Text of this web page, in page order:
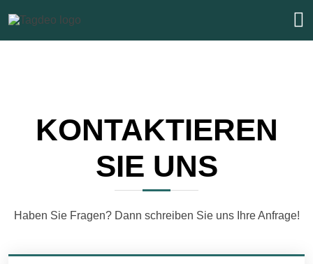
KONTAKTIEREN
SIE UNS
Haben Sie Fragen? Dann schreiben Sie uns Ihre Anfrage!